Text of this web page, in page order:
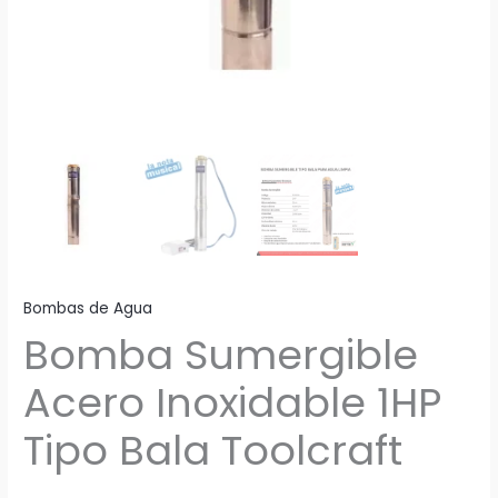
Bombas de Agua
Bomba Sumergible
Acero Inoxidable 1HP
Tipo Bala Toolcraft